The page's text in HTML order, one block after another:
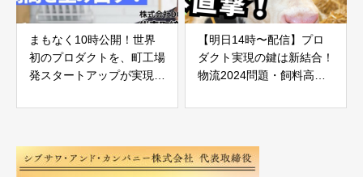
まもなく10時公開！世界
初のプロダクトを、町工場
発スタートアップが実現！
開！【DG TAKANO】
【明日14時〜配信】プロ
ダクト実現の鍵は新結合！
物流2024問題・飼料高騰